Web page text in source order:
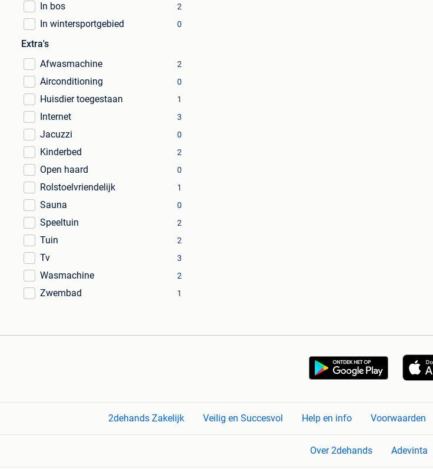
In bos 2
In wintersportgebied 0
Extra's
Afwasmachine
2
Airconditioning 0
Huisdier toegestaan 1
Internet 3
Jacuzzi 0
Kinderbed 2
Open haard 0
Rolstoelvriendelijk 1
Sauna 0
Speeltuin 2
Tuin 2
Tv 3
Wasmachine 2
Zwembad 1
2dehands Zakelijk Veilig en Succesvol Help en info Voorwaarden
Over 2dehands Adevinta